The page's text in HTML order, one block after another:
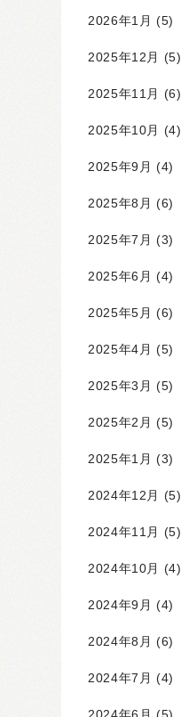
2026年1月 (5)
2025年12月 (5)
2025年11月 (6)
2025年10月 (4)
2025年9月 (4)
2025年8月 (6)
2025年7月 (3)
2025年6月 (4)
2025年5月 (6)
2025年4月 (5)
2025年3月 (5)
2025年2月 (5)
2025年1月 (3)
2024年12月 (5)
2024年11月 (5)
2024年10月 (4)
2024年9月 (4)
2024年8月 (6)
2024年7月 (4)